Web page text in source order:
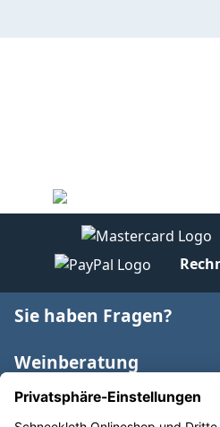
Sie haben Fragen?
Weinberatung
Informationen